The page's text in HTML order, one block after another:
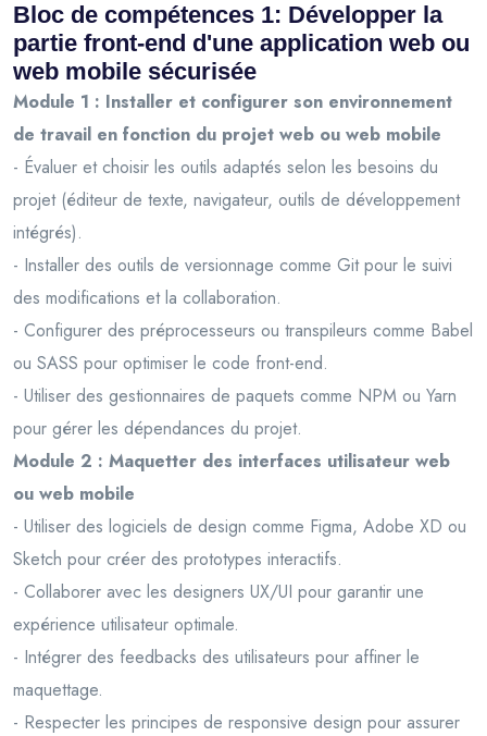
Bloc de compétences 1: Développer la
partie front-end d'une application web ou
web mobile sécurisée
Module 1 : Installer et configurer son environnement
de travail en fonction du projet web ou web mobile
- Évaluer et choisir les outils adaptés selon les besoins du
projet (éditeur de texte, navigateur, outils de développement
intégrés).
- Installer des outils de versionnage comme Git pour le suivi
des modifications et la collaboration.
- Configurer des préprocesseurs ou transpileurs comme Babel
ou SASS pour optimiser le code front-end.
- Utiliser des gestionnaires de paquets comme NPM ou Yarn
pour gérer les dépendances du projet.
Module 2 : Maquetter des interfaces utilisateur web
ou web mobile
- Utiliser des logiciels de design comme Figma, Adobe XD ou
Sketch pour créer des prototypes interactifs.
- Collaborer avec les designers UX/UI pour garantir une
expérience utilisateur optimale.
- Intégrer des feedbacks des utilisateurs pour affiner le
maquettage.
- Respecter les principes de responsive design pour assurer